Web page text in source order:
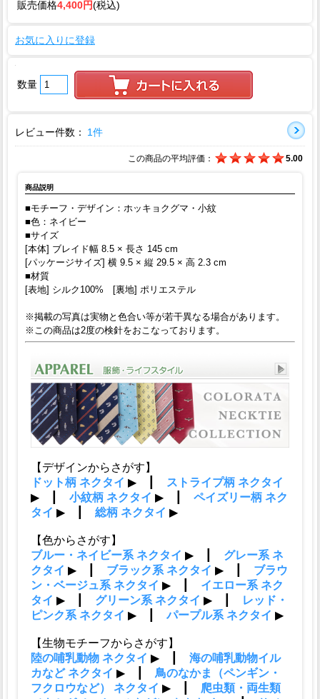
販売価格4,400円(税込)
お気に入りに登録
数量
レビュー件数： 1件
この商品の平均評価： 5.00
商品説明
■モチーフ・デザイン：ホッキョクグマ・小紋
■色：ネイビー
■サイズ
[本体] ブレイド幅 8.5 × 長さ 145 cm
[パッケージサイズ] 横 9.5 × 縦 29.5 × 高 2.3 cm
■材質
[表地] シルク100% [裏地] ポリエステル
※掲載の写真は実物と色合い等が若干異なる場合があります。
※この商品は2度の検針をおこなっております。